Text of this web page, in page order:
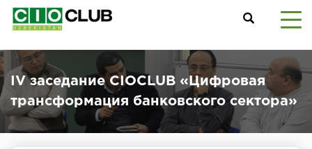
IV заседание CIOCLUB «Цифровая
трансформация банковского сектора»